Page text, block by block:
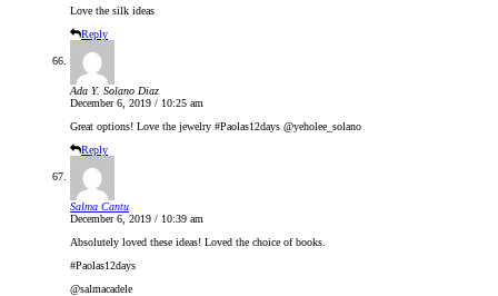
Love the silk ideas
Reply
Ada Y. Solano Diaz
December 6, 2019 / 10:25 am
Great options! Love the jewelry #Paolas12days @yeholee_solano
Reply
Salma Cantu
December 6, 2019 / 10:39 am
Absolutely loved these ideas! Loved the choice of books.
#Paolas12days
@salmacadele